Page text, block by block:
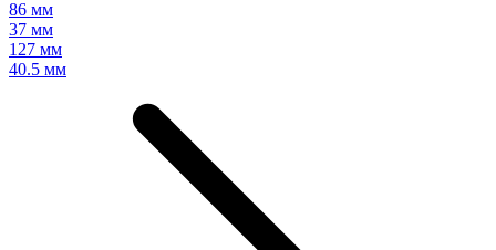
86 мм
37 мм
127 мм
40.5 мм